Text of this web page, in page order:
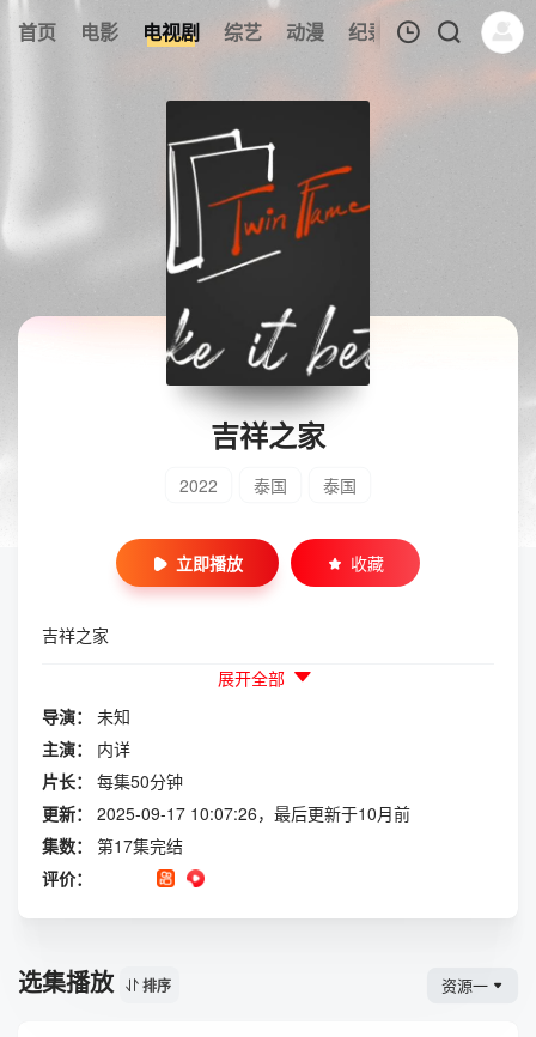
首页 电影 电视剧 综艺 动漫 纪录片 午夜剧场
暂无观看影片的记录
吉祥之家
2022 泰国 泰国
立即播放 收藏
吉祥之家
展开全部
导演：
未知
主演：
内详
片长：
每集50分钟
更新：
2025-09-17 10:07:26，最后更新于10月前
集数：
第17集完结
评价：
选集播放 排序 资源一